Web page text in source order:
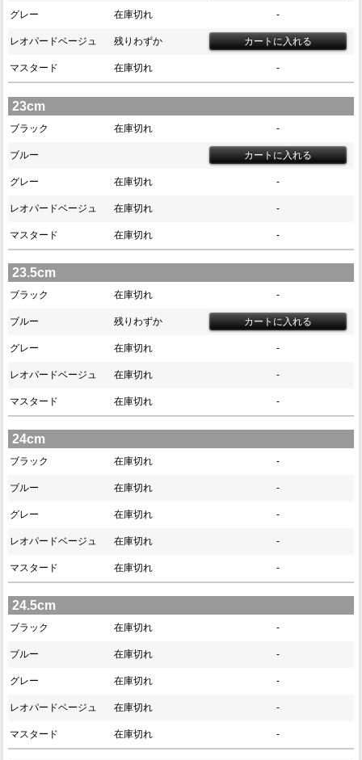
グレー 在庫切れ -
レオパードベージュ 残りわずか
マスタード 在庫切れ -
23cm
ブラック 在庫切れ -
ブルー
グレー 在庫切れ -
レオパードベージュ 在庫切れ -
マスタード 在庫切れ -
23.5cm
ブラック 在庫切れ -
ブルー 残りわずか
グレー 在庫切れ -
レオパードベージュ 在庫切れ -
マスタード 在庫切れ -
24cm
ブラック 在庫切れ -
ブルー 在庫切れ -
グレー 在庫切れ -
レオパードベージュ 在庫切れ -
マスタード 在庫切れ -
24.5cm
ブラック 在庫切れ -
ブルー 在庫切れ -
グレー 在庫切れ -
レオパードベージュ 在庫切れ -
マスタード 在庫切れ -